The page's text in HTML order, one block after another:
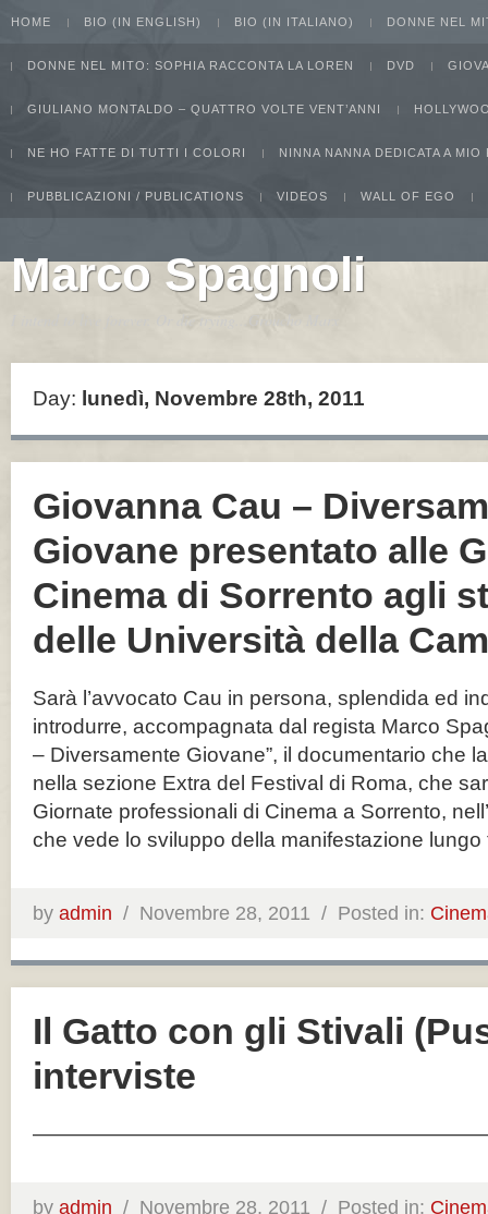
HOME BIO (IN ENGLISH) BIO (IN ITALIANO) DONNE NEL
DONNE NEL MITO: SOPHIA RACCONTA LA LOREN DVD
GIULIANO MONTALDO – QUATTRO VOLTE VENT’ANNI
NE HO FATTE DI TUTTI I COLORI NINNA NANNA DEDICATA A MIO
PUBBLICAZIONI / PUBLICATIONS VIDEOS WALL OF EGO
Marco Spagnoli
Day: lunedì, Novembre 28th, 2011
Giovanna Cau –
Giovane presentato alle
Cinema di Sorrento agli
delle Università della
Sarà l’avvocato Cau in persona, splendida ed
introdurre, accompagnata dal regista Marco
– Diversamente Giovane”, il documentario che
nella sezione Extra del Festival di Roma, che
Giornate professionali di Cinema a Sorrento,
che vede lo sviluppo della manifestazione
by admin / Novembre 28, 2011 / Posted in:
Il Gatto con gli Stivali
interviste
by admin / Novembre 28, 2011 / Posted in: